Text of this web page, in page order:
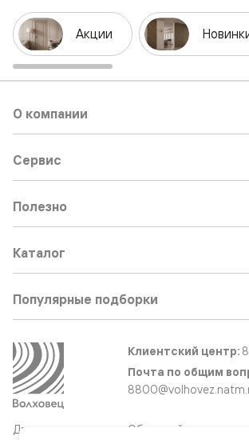
Акции
Двери
О компании
Сервис
Полезно
Каталог
Популярные подборки
Клиентский центр:
Почта по общим
Обратный звонок